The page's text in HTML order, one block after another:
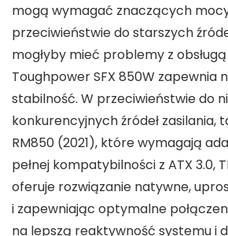
mogą wymagać znaczących
przeciwieństwie do starszych
mogłyby mieć problemy z
Toughpower SFX 850W zapewnia
stabilność. W przeciwieństwie do
konkurencyjnych źródeł zasilania,
RM850 (2021), które wymagają
pełnej kompatybilności z ATX 3.0,
oferuje rozwiązanie natywne,
i zapewniając optymalne
na lepszą reaktywność systemu i